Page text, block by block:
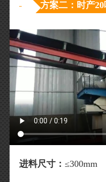
方案二：时产
进料尺寸：≤300mm